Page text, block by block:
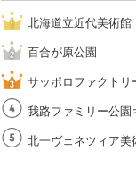
北海道立近代美術館
百合が原公園
サッポロファクトリ
我路ファミリー公園
北一ヴェネツィア美